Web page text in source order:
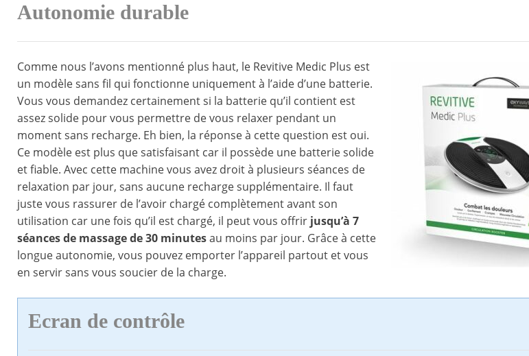
Autonomie durable
Comme nous l’avons mentionné plus haut, le Revitive Medic Plus est
un modèle sans fil qui fonctionne uniquement à l’aide d’une batterie.
Vous vous demandez certainement si la batterie qu’il contient est
assez solide pour vous permettre de vous relaxer pendant un
moment sans recharge. Eh bien, la réponse à cette question est oui.
Ce modèle est plus que satisfaisant car il possède une batterie solide
et fiable. Avec cette machine vous avez droit à plusieurs séances de
relaxation par jour, sans aucune recharge supplémentaire. Il faut
juste vous rassurer de l’avoir chargé complètement avant son
utilisation car une fois qu’il est chargé, il peut vous offrir jusqu’à 7
séances de massage de 30 minutesau moins par jour. Grâce à cette
longue autonomie, vous pouvez emporter l’appareil partout et vous
en servir sans vous soucier de la charge.
Ecran de contrôle